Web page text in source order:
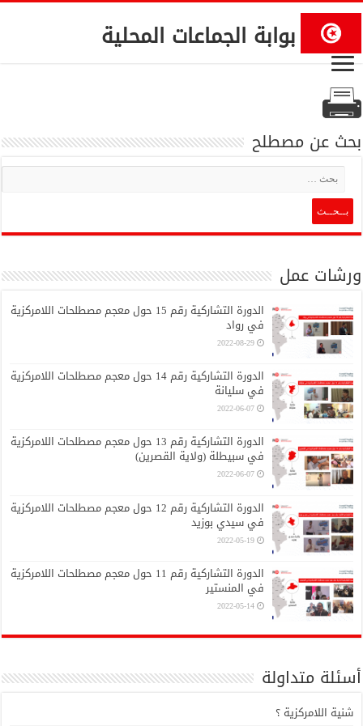
بوابة الجماعات المحلية
بحث عن مصطلح
ورشات عمل
الدورة التشاركية رقم 15 حول معجم مصطلحات اللامركزية
في رواد
2022-08-29
الدورة التشاركية رقم 14 حول معجم مصطلحات اللامركزية
في سليانة
2022-06-07
الدورة التشاركية رقم 13 حول معجم مصطلحات اللامركزية
في سبيطلة (ولاية القصرين)
2022-06-07
الدورة التشاركية رقم 12 حول معجم مصطلحات اللامركزية
في سيدي بوزيد
2022-05-19
الدورة التشاركية رقم 11 حول معجم مصطلحات اللامركزية
في المنستير
2022-05-14
أسئلة متداولة
شنية اللامركزية ؟